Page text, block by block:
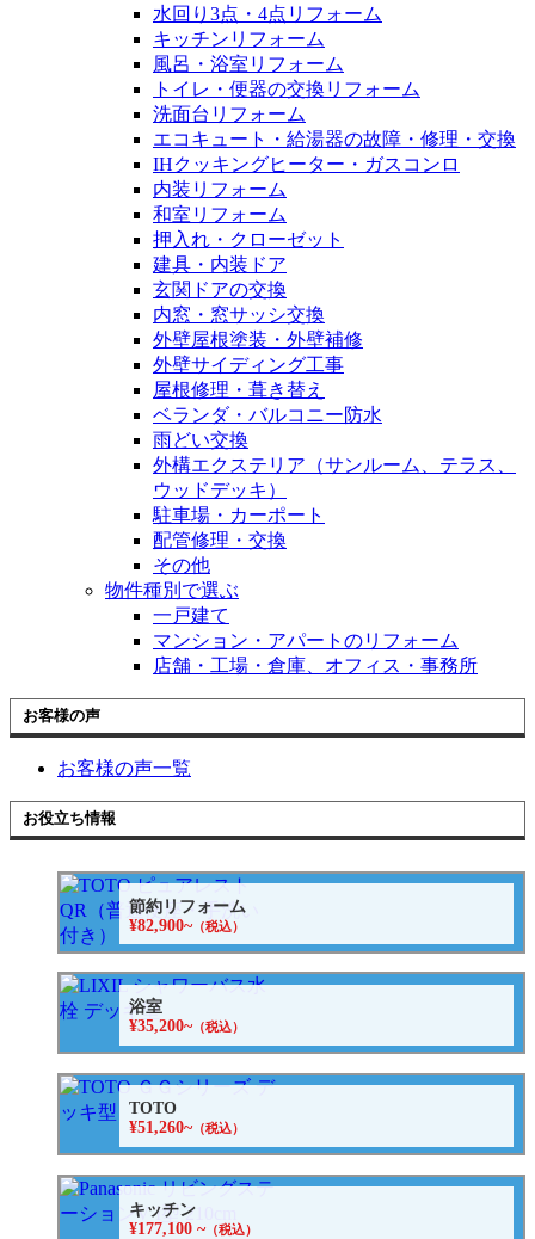
水回り3点・4点リフォーム
キッチンリフォーム
風呂・浴室リフォーム
トイレ・便器の交換リフォーム
洗面台リフォーム
エコキュート・給湯器の故障・修理・交換
IHクッキングヒーター・ガスコンロ
内装リフォーム
和室リフォーム
押入れ・クローゼット
建具・内装ドア
玄関ドアの交換
内窓・窓サッシ交換
外壁屋根塗装・外壁補修
外壁サイディング工事
屋根修理・葺き替え
ベランダ・バルコニー防水
雨どい交換
外構エクステリア（サンルーム、テラス、
ウッドデッキ）
駐車場・カーポート
配管修理・交換
その他
物件種別で選ぶ
一戸建て
マンション・アパートのリフォーム
店舗・工場・倉庫、オフィス・事務所
お客様の声
お客様の声一覧
お役立ち情報
節約リフォーム
¥82,900~（税込）
浴室
¥35,200~（税込）
TOTO
¥51,260~（税込）
キッチン
¥177,100 ~（税込）